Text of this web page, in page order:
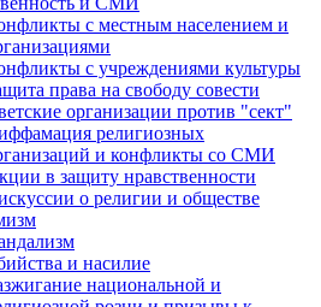
с местным населением и
с учреждениями культуры
права на свободу совести
организации против "сект"
религиозных
и конфликты со СМИ
в защиту нравственности
о религии и обществе
и насилие
национальной и